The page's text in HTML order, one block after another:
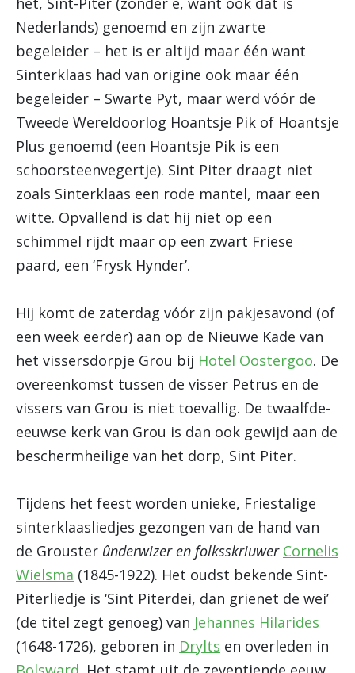
Nederlands) genoemd en zijn zwarte
begeleider – het is er altijd maar één want
Sinterklaas had van origine ook maar één
begeleider – Swarte Pyt, maar werd vóór de
Tweede Wereldoorlog Hoantsje Pik of Hoantsje
Plus genoemd (een Hoantsje Pik is een
schoorsteenvegertje). Sint Piter draagt niet
zoals Sinterklaas een rode mantel, maar een
witte. Opvallend is dat hij niet op een
schimmel rijdt maar op een zwart Friese
paard, een ‘Frysk Hynder’.
Hij komt de zaterdag vóór zijn pakjesavond (of
een week eerder) aan op de Nieuwe Kade van
het vissersdorpje Grou bij Hotel Oostergoo. De
overeenkomst tussen de visser Petrus en de
vissers van Grou is niet toevallig. De twaalfde-
eeuwse kerk van Grou is dan ook gewijd aan de
beschermheilige van het dorp, Sint Piter.
Tijdens het feest worden unieke, Friestalige
sinterklaasliedjes gezongen van de hand van
de Grouster ûnderwizer en folksskriuwer Cornelis
Wielsma (1845-1922). Het oudst bekende Sint-
Piterliedje is ‘Sint Piterdei, dan grienet de wei’
(de titel zegt genoeg) van Jehannes Hilarides
(1648-1726), geboren in Drylts en overleden in